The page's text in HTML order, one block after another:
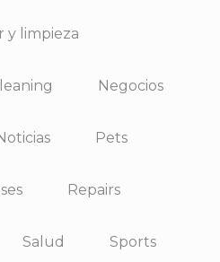
y limpieza
Negocios
Pets
Repairs
Salud Sports